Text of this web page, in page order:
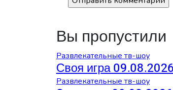
Вы пропустили
Развлекательные тв-шоу
Своя игра 09.08.2026
Развлекательные тв-шоу